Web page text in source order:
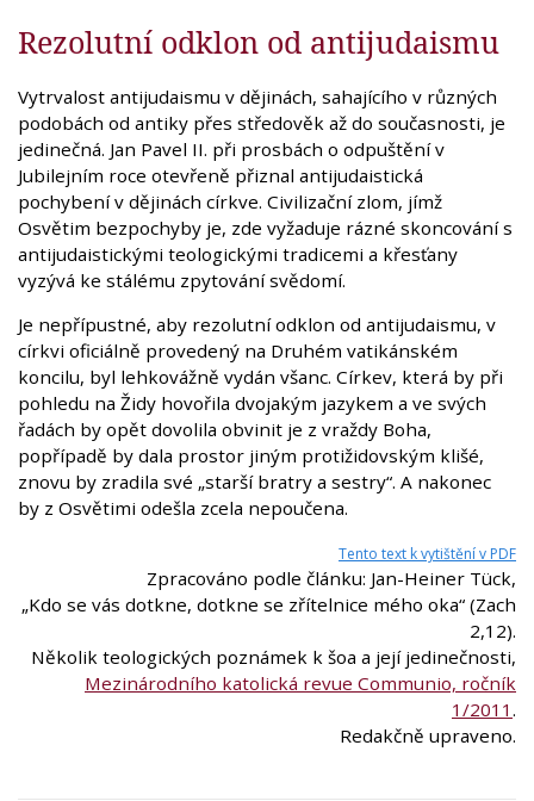
Rezolutní odklon od antijudaismu
Vytrvalost antijudaismu v dějinách, sahajícího v různých
podobách od antiky přes středověk až do současnosti, je
jedinečná. Jan Pavel II. při prosbách o odpuštění v
Jubilejním roce otevřeně přiznal antijudaistická
pochybení v dějinách církve. Civilizační zlom, jímž
Osvětim bezpochyby je, zde vyžaduje rázné skoncování s
antijudaistickými teologickými tradicemi a křesťany
vyzývá ke stálému zpytování svědomí.
Je nepřípustné, aby rezolutní odklon od antijudaismu, v
církvi oficiálně provedený na Druhém vatikánském
koncilu, byl lehkovážně vydán všanc. Církev, která by při
pohledu na Židy hovořila dvojakým jazykem a ve svých
řadách by opět dovolila obvinit je z vraždy Boha,
popřípadě by dala prostor jiným protižidovským klišé,
znovu by zradila své „starší bratry a sestry“. A nakonec
by z Osvětimi odešla zcela nepoučena.
Tento text k vytištění v PDF
Zpracováno podle článku: Jan-Heiner Tück,
„Kdo se vás dotkne, dotkne se zřítelnice mého oka“ (Zach
2,12).
Několik teologických poznámek k šoa a její jedinečnosti,
Mezinárodního katolická revue Communio, ročník
1/2011 .
Redakčně upraveno.